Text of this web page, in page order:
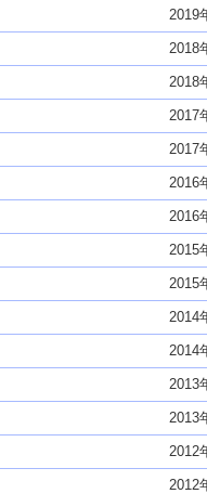
2019
2018
2018
2017
2017
2016
2016
2015
2015
2014
2014
2013
2013
2012
2012